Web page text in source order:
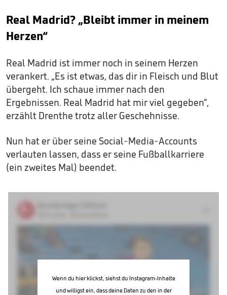
Real Madrid? „Bleibt immer in meinem
Herzen“
Real Madrid ist immer noch in seinem Herzen
verankert. „Es ist etwas, das dir in Fleisch und Blut
übergeht. Ich schaue immer nach den
Ergebnissen. Real Madrid hat mir viel gegeben“,
erzählt Drenthe trotz aller Geschehnisse.
Nun hat er über seine Social-Media-Accounts
verlauten lassen, dass er seine Fußballkarriere
(ein zweites Mal) beendet.
Wenn du hier klickst, siehst du Instagram-Inhalte
und willigst ein, dass deine Daten zu den in der